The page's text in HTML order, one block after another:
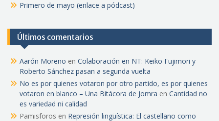
Primero de mayo (enlace a pódcast)
Últimos comentarios
Aarón Moreno en Colaboración en NT: Keiko Fujimori y
Roberto Sánchez pasan a segunda vuelta
No es por quienes votaron por otro partido, es por quienes
votaron en blanco – Una Bitácora de Jomra en Cantidad no
es variedad ni calidad
Pamisforos en Represión lingüística: El castellano como